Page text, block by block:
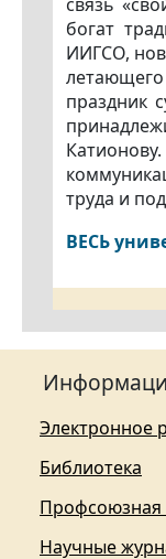
богат
ИИГСО,
праздник
труда и
ВЕСЬ
Электронное
Библиотека
Профсоюзная
Научные